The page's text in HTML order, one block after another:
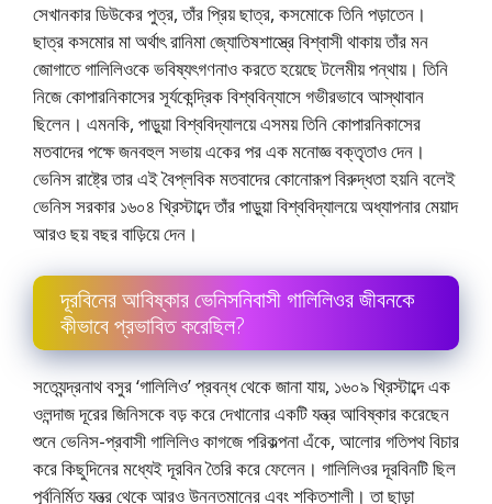
সেখানকার ডিউকের পুত্র, তাঁর প্রিয় ছাত্র, কসমােকে তিনি পড়াতেন।
ছাত্র কসমাের মা অর্থাৎ রানিমা জ্যোতিষশাস্ত্রে বিশ্বাসী থাকায় তাঁর মন
জোগাতে গালিলিওকে ভবিষ্যৎগণনাও করতে হয়েছে টলেমীয় পন্থায়। তিনি
নিজে কোপারনিকাসের সূর্যকেন্দ্রিক বিশ্ববিন্যাসে গভীরভাবে আস্থাবান
ছিলেন। এমনকি, পাড়ুয়া বিশ্ববিদ্যালয়ে এসময় তিনি কোপারনিকাসের
মতবাদের পক্ষে জনবহুল সভায় একের পর এক মনােজ্ঞ বক্তৃতাও দেন।
ভেনিস রাষ্ট্রে তার এই বৈপ্লবিক মতবাদের কোনােরূপ বিরুদ্ধতা হয়নি বলেই
ভেনিস সরকার ১৬০৪ খ্রিস্টাব্দে তাঁর পাড়ুয়া বিশ্ববিদ্যালয়ে অধ্যাপনার মেয়াদ
আরও ছয় বছর বাড়িয়ে দেন।
দূরবিনের আবিষ্কার ভেনিসনিবাসী গালিলিওর জীবনকে
কীভাবে প্রভাবিত করেছিল?
সত্যেন্দ্রনাথ বসুর ‘গালিলিও’ প্রবন্ধ থেকে জানা যায়, ১৬০৯ খ্রিস্টাব্দে এক
ওলন্দাজ দূরের জিনিসকে বড় করে দেখানাের একটি যন্ত্র আবিষ্কার করেছেন
শুনে ভেনিস-প্রবাসী গালিলিও কাগজে পরিকল্পনা এঁকে, আলাের গতিপথ বিচার
করে কিছুদিনের মধ্যেই দূরবিন তৈরি করে ফেলেন। গালিলিওর দূরবিনটি ছিল
পূর্বনির্মিত যন্ত্র থেকে আরও উন্নতমানের এবং শক্তিশালী। তা ছাড়া